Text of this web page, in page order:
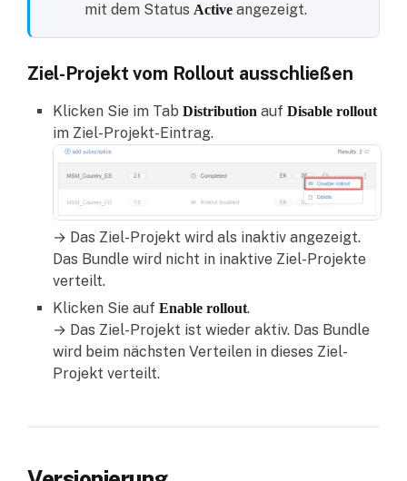
mit dem Status Active angezeigt.
Ziel-Projekt vom Rollout ausschließen
Klicken Sie im Tab Distribution auf Disable rollout
im Ziel-Projekt-Eintrag.
→ Das Ziel-Projekt wird als inaktiv angezeigt.
Das Bundle wird nicht in inaktive Ziel-Projekte
verteilt.
Klicken Sie auf Enable rollout.
→ Das Ziel-Projekt ist wieder aktiv. Das Bundle
wird beim nächsten Verteilen in dieses Ziel-
Projekt verteilt.